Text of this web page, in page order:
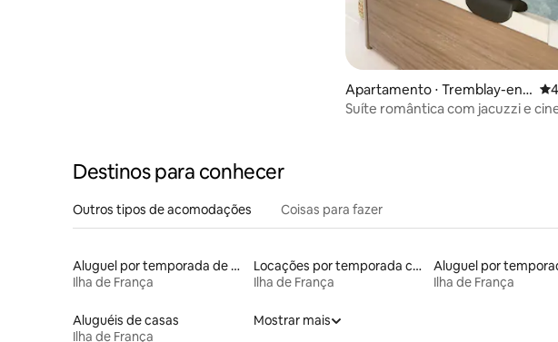
Apartamento ⋅ Tremblay-en-
France
Suíte romântica com jacuzzi e
Destinos para conhecer
Outros tipos de acomodações Coisas para fazer
Aluguel por temporada de barcos
Ilha de França
Locações por temporada com piscina
Ilha de França
Ilha de França
Aluguéis de casas
Ilha de França
Mostrar mais